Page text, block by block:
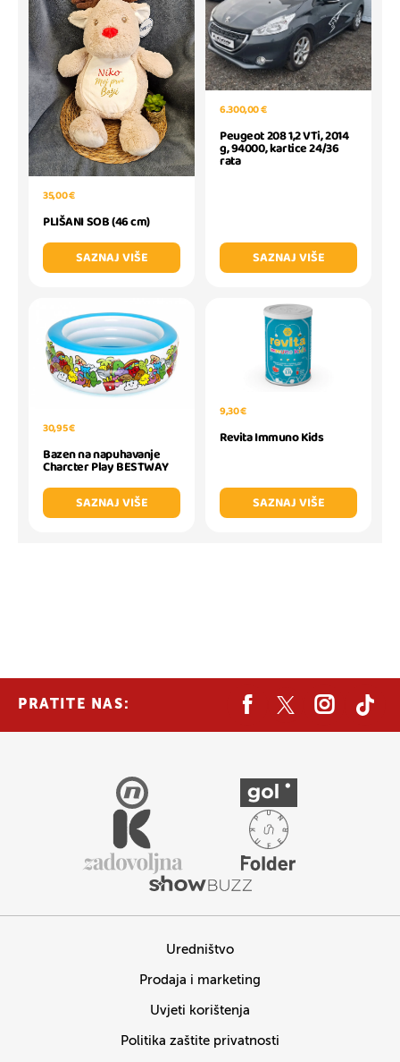
35,00 €
PLIŠANI SOB (46 cm)
SAZNAJ VIŠE
6.300,00 €
Peugeot 208 1,2 VTi, 2014
g, 94000, kartice 24/36
rata
SAZNAJ VIŠE
30,95 €
Bazen na napuhavanje
Charcter Play BESTWAY
SAZNAJ VIŠE
9,30 €
Revita Immuno Kids
SAZNAJ VIŠE
PRATITE NAS:
Uredništvo
Prodaja i marketing
Uvjeti korištenja
Politika zaštite privatnosti